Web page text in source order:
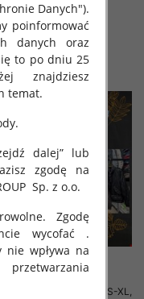
140.00 zł
szczegóły
damskie zimowe Roz S-XL,
Danych").
poinformować
danych oraz
to po dniu 25
znajdziesz
temat.
dalej” lub
zgodę na
Sp. z o.o.
Zgodę
wycofać .
nie wpływa na